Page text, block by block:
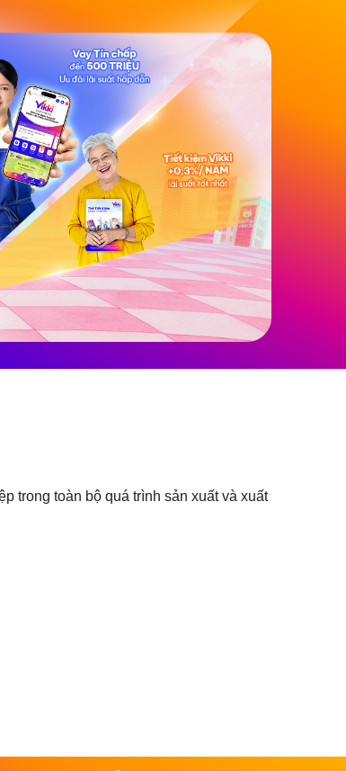
trong toàn bộ quá trình sản xuất và xuất